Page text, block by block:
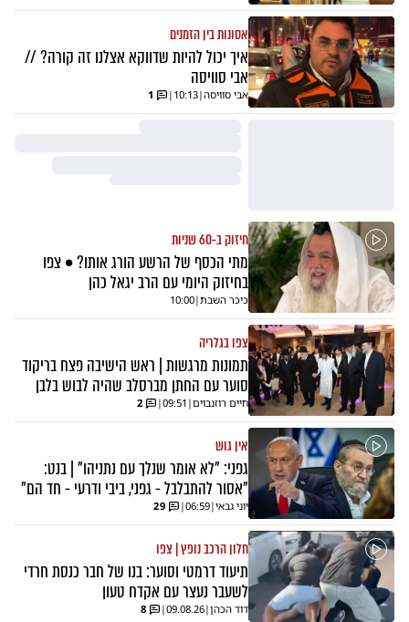
אסונות בין הזמנים
איך יכול להיות שדווקא אצלנו זה קורה? //
אבי סוויסה
אבי סוויסה|
10:13
|
1
חיזוק ב-60 שניות
מתי הכסף של הרשע הורג אותו? • צפו
בחיזוק היומי עם הרב יגאל כהן
כיכר השבת|
10:00
צפו בגלריה
תמונות מרגשות | ראש הישיבה פצח בריקוד
סוער עם החתן מברסלב שהיה לבוש בלבן
חיים רוזנבוים|
09:51
|
2
אין גוש
גפני: "לא אומר שנלך עם נתניהו" | בנט:
"אסור להתבלבל - גפני, ביבי ודרעי - חד הם"
יוני גבאי|
06:59
|
29
חלון הרכב נופץ | צפו
תיעוד דרמטי וסוער: בנו של חבר כנסת חרדי
לשעבר נעצר עם אקדח טעון
דוד הכהן|
09.08.26
|
8